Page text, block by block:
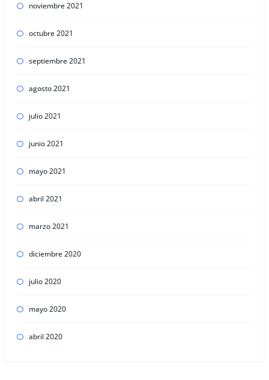
noviembre 2021
octubre 2021
septiembre 2021
agosto 2021
julio 2021
junio 2021
mayo 2021
abril 2021
marzo 2021
diciembre 2020
julio 2020
mayo 2020
abril 2020